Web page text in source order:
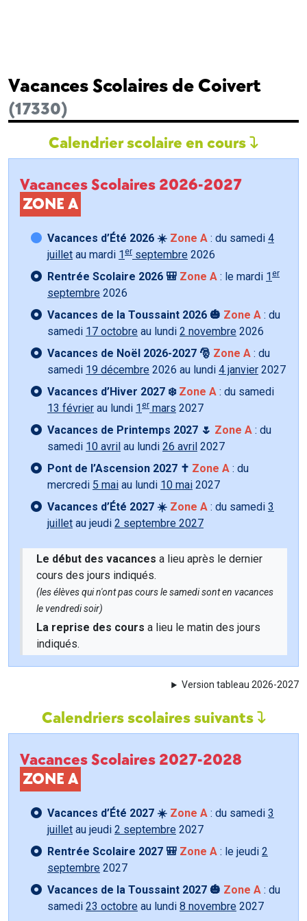
Vacances Scolaires de Coivert
(17330)
Calendrier scolaire en cours
Vacances Scolaires 2026-2027
ZONE A
Vacances d’Été 2026 ☀️ Zone A : du samedi 4
juillet au mardi 1 er septembre 2026
Rentrée Scolaire 2026 🎒 Zone A : le mardi 1 er
septembre 2026
Vacances de la Toussaint 2026 🎃 Zone A : du
samedi 17 octobre au lundi 2 novembre 2026
Vacances de Noël 2026-2027 🎅 Zone A : du
samedi 19 décembre 2026 au lundi 4 janvier 2027
Vacances d’Hiver 2027 ❄️ Zone A : du samedi
13 février au lundi 1 er mars 2027
Vacances de Printemps 2027 🌷 Zone A : du
samedi 10 avril au lundi 26 avril 2027
Pont de l’Ascension 2027 ✝️ Zone A : du
mercredi 5 mai au lundi 10 mai 2027
Vacances d’Été 2027 ☀️ Zone A : du samedi 3
juillet au jeudi 2 septembre 2027
Le début des vacances a lieu après le dernier
cours des jours indiqués.
(les élèves qui n'ont pas cours le samedi sont en vacances
le vendredi soir)
La reprise des cours a lieu le matin des jours
indiqués.
Version tableau 2026-2027
Calendriers scolaires suivants
Vacances Scolaires 2027-2028
ZONE A
Vacances d’Été 2027 ☀️ Zone A : du samedi 3
juillet au jeudi 2 septembre 2027
Rentrée Scolaire 2027 🎒 Zone A : le jeudi 2
septembre 2027
Vacances de la Toussaint 2027 🎃 Zone A : du
samedi 23 octobre au lundi 8 novembre 2027